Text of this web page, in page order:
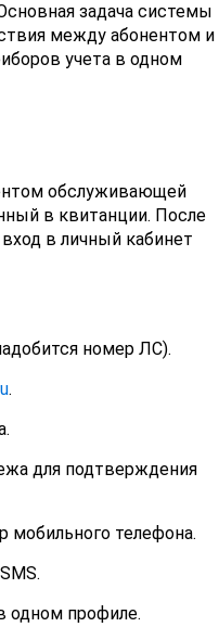
задача системы
между абонентом и
учета в одном
обслуживающей
в квитанции. После
в личный кабинет
номер ЛС).
.
для подтверждения
телефона.
одном профиле.